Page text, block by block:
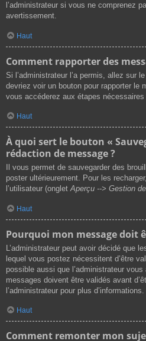
l’administrateur si vous ne comprenez
avertissement.
Haut
Comment rapporter des
Si l’administrateur l’a permis, allez sur
devriez voir un bouton pour rapporter le
vous accéderez aux étapes nécessaires
Haut
À quoi sert le bouton «
rédaction de message ?
Il vous permet de sauvegarder des
poster ultérieurement. Pour les
l’utilisateur (ongletAperçu --> Gestion
Haut
Pourquoi mon message doit
L’administrateur peut avoir décidé que
lequel vous postez nécessitent d’être
possible aussi que l’administrateur
messages doivent être validés avant
l’administrateur pour plus d’informations.
Haut
Comment remonter mon